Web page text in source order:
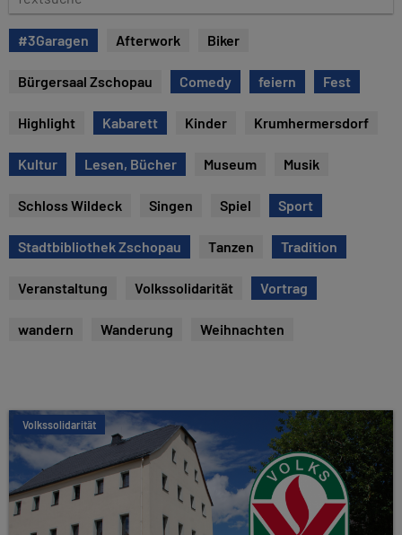
e
x
t
e
#3Garagen Afterwork Biker
Bürgersaal Zschopau Comedy feiern Fest
Highlight Kabarett Kinder Krumhermersdorf
Kultur Lesen, Bücher Museum Musik
Schloss Wildeck Singen Spiel Sport
Stadtbibliothek Zschopau Tanzen Tradition
Veranstaltung Volkssolidarität Vortrag
wandern Wanderung Weihnachten
Volkssolidarität